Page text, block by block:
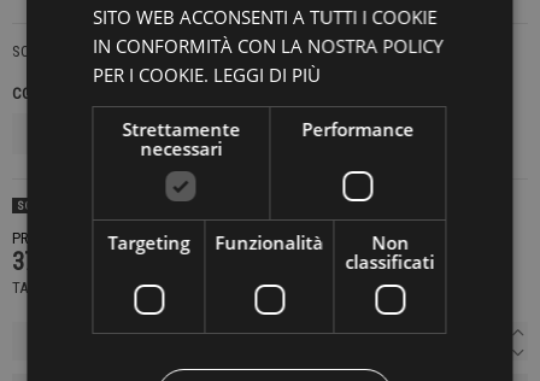
SOFI
COLORE
SOLD OUT
PRODOTTO NON DISPONIBILE CONTATTACI PER SAPERE DI PIÙ
379,00 €
TASSE INCLUSE
SITO WEB ACCONSENTI A TUTTI I COOKIE
IN CONFORMITÀ CON LA NOSTRA POLICY
PER I COOKIE. LEGGI DI PIÙ
Strettamente
necessari
Performance
Targeting Funzionalità
Non
classificati